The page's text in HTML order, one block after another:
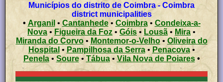
Municípios do distrito de Coimbra - Coimbra
district municipalities
• Arganil • Cantanhede• Coimbra• Condeixa-a-
Nova • Figueira da Foz • Góis • Lousã • Mira •
Miranda do Corvo• Montemor-o-Velho• Oliveira do
Hospital • Pampilhosa da Serra• Penacova•
Penela• Soure• Tábua• Vila Nova de Poiares•